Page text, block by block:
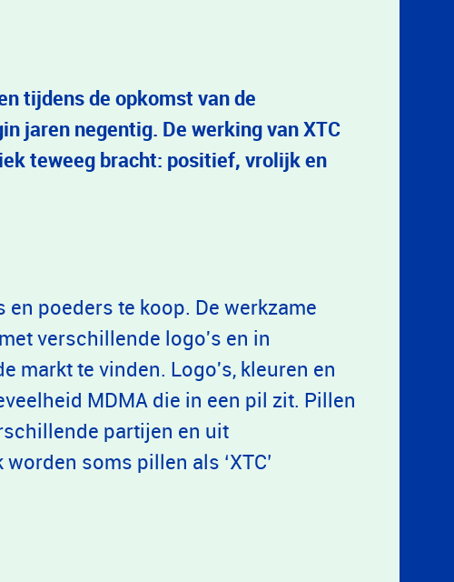
tijdens de opkomst van de
jaren negentig. De werking van XTC
teweeg bracht: positief, vrolijk en
poeders te koop. De werkzame
verschillende logo's en in
markt te vinden. Logo's, kleuren en
MDMA die in een pil zit. Pillen
partijen en uit
soms pillen als ‘XTC’